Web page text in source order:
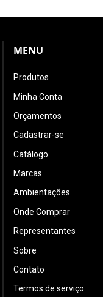
MENU
Produtos
Minha Conta
Orçamentos
Cadastrar-se
Catálogo
Marcas
Ambientações
Onde Comprar
Representantes
Sobre
Contato
Termos de serviço